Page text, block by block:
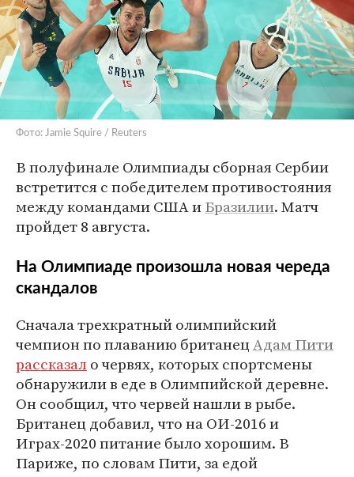
Фото: Jamie Squire / Reuters
В полуфинале Олимпиады сборная Сербии
встретится с победителем противостояния
между командами США иБразилии. Матч
пройдет 8 августа.
На Олимпиаде произошла новая череда
скандалов
Сначала трехкратный олимпийский
чемпион по плаванию британецАдам Пити
рассказало червях, которых спортсмены
обнаружили в еде в Олимпийской деревне.
Он сообщил, что червей нашли в рыбе.
Британец добавил, что на ОИ-2016 и
Играх-2020 питание было хорошим. В
Париже, по словам Пити, за едой